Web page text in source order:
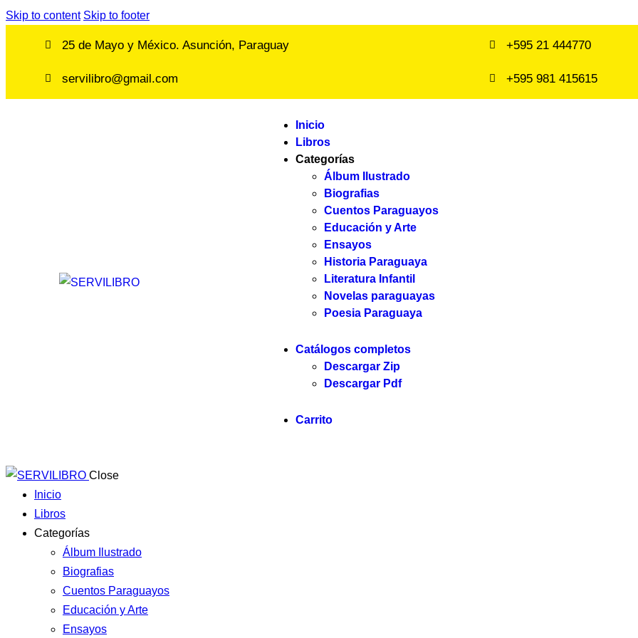
Skip to content Skip to footer
25 de Mayo y México. Asunción, Paraguay
servilibro@gmail.com
+595 21 444770
+595 981 415615
Inicio
Libros
Categorías
Álbum Ilustrado
Biografias
Cuentos Paraguayos
Educación y Arte
Ensayos
Historia Paraguaya
Literatura Infantil
Novelas paraguayas
Poesia Paraguaya
Catálogos completos
Descargar Zip
Descargar Pdf
Carrito
Close
Inicio
Libros
Categorías
Álbum Ilustrado
Biografias
Cuentos Paraguayos
Educación y Arte
Ensayos